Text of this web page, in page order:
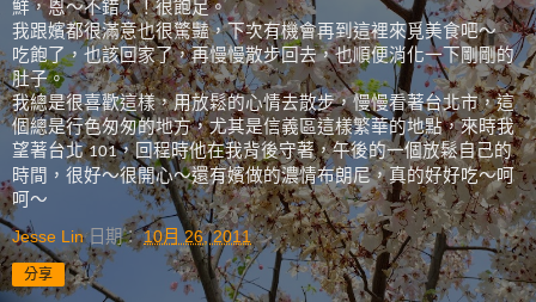
鮮，恩～不錯！！很飽足。
我跟嬪都很滿意也很驚豔，下次有機會再到這裡來覓美食吧～
吃飽了，也該回家了，再慢慢散步回去，也順便消化一下剛剛的
肚子。
我總是很喜歡這樣，用放鬆的心情去散步，慢慢看著台北市，這
個總是行色匆匆的地方，尤其是信義區這樣繁華的地點，來時我
望著台北101，回程時他在我背後守著，午後的一個放鬆自己的
時間，很好～很開心～還有嬪做的濃情布朗尼，真的好好吃～呵
呵～
Jesse Lin 日期：10月 26, 2011
分享